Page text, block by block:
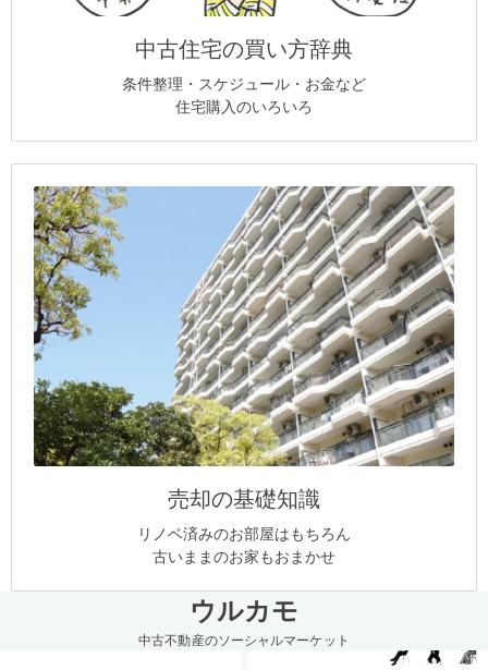
中古住宅の買い方辞典
条件整理・スケジュール・お金など
住宅購入のいろいろ
売却の基礎知識
リノベ済みのお部屋はもちろん
古いままのお家もおまかせ
ウルカモ
中古不動産のソーシャルマーケット